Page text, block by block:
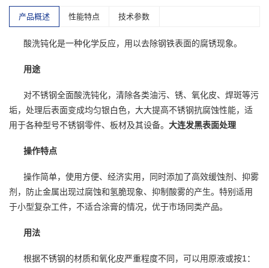
产品概述 性能特点 技术参数
酸洗钝化是一种化学反应，用以去除钢铁表面的腐锈现象。
用途
对不锈钢全面酸洗钝化，清除各类油污、锈、氧化皮、焊斑等污
垢，处理后表面变成均匀银白色，大大提高不锈钢抗腐蚀性能，适
用于各种型号不锈钢零件、板材及其设备。 大连发黑表面处理
操作特点
操作简单，使用方便、经济实用，同时添加了高效缓蚀剂、抑雾
剂，防止金属出现过腐蚀和氢脆现象、抑制酸雾的产生。特别适用
于小型复杂工件，不适合涂膏的情况，优于市场同类产品。
用法
根据不锈钢的材质和氧化皮严重程度不同，可以用原液或按1：